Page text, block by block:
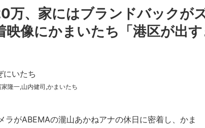
万、家にはブランドバックが
映像にかまいたち「港区が出
にいたち
家隆一,山内健司 ,かまいたち
ラがABEMAの瀧山あかねアナの休日に密着し、かま